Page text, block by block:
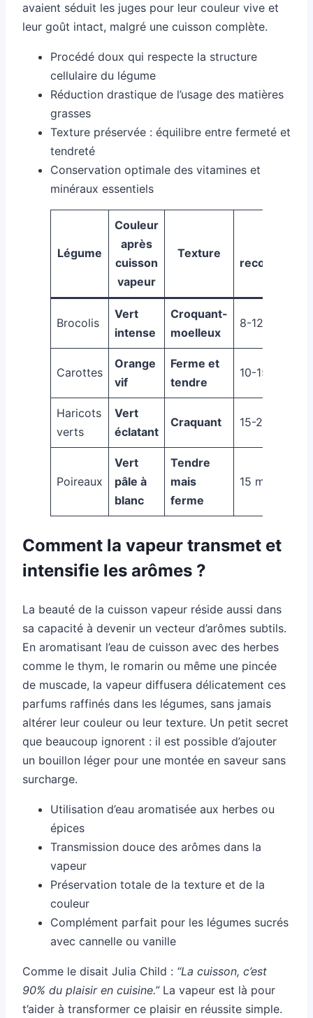
avaient séduit les juges pour leur couleur vive et
leur goût intact, malgré une cuisson complète.
Procédé doux qui respecte la structure
cellulaire du légume
Réduction drastique de l’usage des matières
grasses
Texture préservée : équilibre entre fermeté et
tendreté
Conservation optimale des vitamines et
minéraux essentiels
Légume
Couleur
après
cuisson
vapeur
Texture
Brocolis
Vert
intense
Croquant-
moelleux
8-12 min
Carottes
Orange
vif
Ferme et
tendre
10-15 min
Haricots
verts
Vert
éclatant
Craquant 15-20 min
Poireaux
Vert
pâle à
blanc
Tendre
mais
ferme
15 min
Comment la vapeur transmet et
intensifie les arômes ?
La beauté de la cuisson vapeur réside aussi dans
sa capacité à devenir un vecteur d’arômes subtils.
En aromatisant l’eau de cuisson avec des herbes
comme le thym, le romarin ou même une pincée
de muscade, la vapeur diffusera délicatement ces
parfums raffinés dans les légumes, sans jamais
altérer leur couleur ou leur texture. Un petit secret
que beaucoup ignorent : il est possible d’ajouter
un bouillon léger pour une montée en saveur sans
surcharge.
Utilisation d’eau aromatisée aux herbes ou
épices
Transmission douce des arômes dans la
vapeur
Préservation totale de la texture et de la
couleur
Complément parfait pour les légumes sucrés
avec cannelle ou vanille
Comme le disait Julia Child : “La cuisson, c’est
90% du plaisir en cuisine.”La vapeur est là pour
t’aider à transformer ce plaisir en réussite simple.